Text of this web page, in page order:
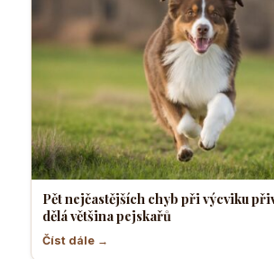
Pět nejčastějších chyb při výcviku
dělá většina pejskařů
Číst dále →